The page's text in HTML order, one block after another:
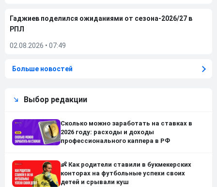
Гаджиев поделился ожиданиями от сезона-2026/27 в
РПЛ
02.08.2026 • 07:49
Больше новостей
Выбор редакции
Сколько можно заработать на ставках в
2026 году: расходы и доходы
профессионального каппера в РФ
👶 Как родители ставили в букмекерских
конторах на футбольные успехи своих
детей и срывали куш